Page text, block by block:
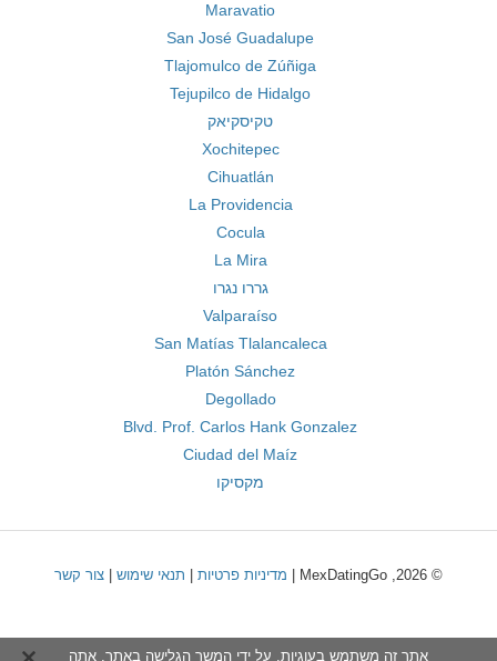
Maravatio
San José Guadalupe
Tlajomulco de Zúñiga
Tejupilco de Hidalgo
טקיסקיאק
Xochitepec
Cihuatlán
La Providencia
Cocula
La Mira
גררו נגרו
Valparaíso
San Matías Tlalancaleca
Platón Sánchez
Degollado
Blvd. Prof. Carlos Hank Gonzalez
Ciudad del Maíz
מקסיקו
© 2026, MexDatingGo | מדיניות פרטיות תנאי שימוש צור קשר
אתר זה משתמש בעוגיות. על ידי המשך הגלישה באתר, אתה